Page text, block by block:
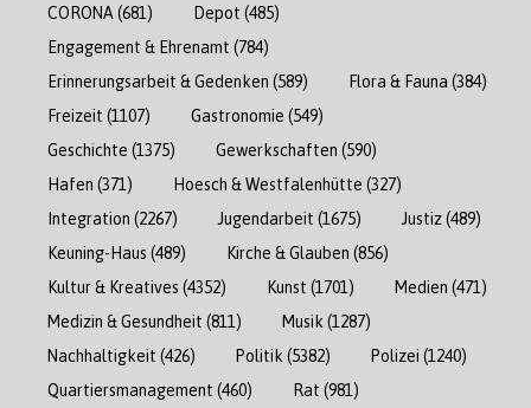
CORONA (681) Depot (485)
Engagement & Ehrenamt (784)
Erinnerungsarbeit & Gedenken (589) Flora & Fauna (384)
Freizeit (1107) Gastronomie (549)
Geschichte (1375) Gewerkschaften (590)
Hafen (371) Hoesch & Westfalenhütte (327)
Integration (2267) Jugendarbeit (1675) Justiz(489)
Keuning-Haus (489) Kirche & Glauben (856)
Kultur & Kreatives (4352) Kunst (1701) Medien (471)
Medizin & Gesundheit (811) Musik (1287)
Nachhaltigkeit (426) Politik (5382) Polizei (1240)
Quartiersmanagement (460) Rat (981)